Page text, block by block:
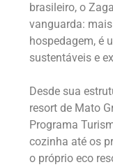
brasileiro, o
vanguarda:
hospedagem, é
sustentáveis e
Desde sua
resort de Mato
Programa
cozinha até os
o próprio eco